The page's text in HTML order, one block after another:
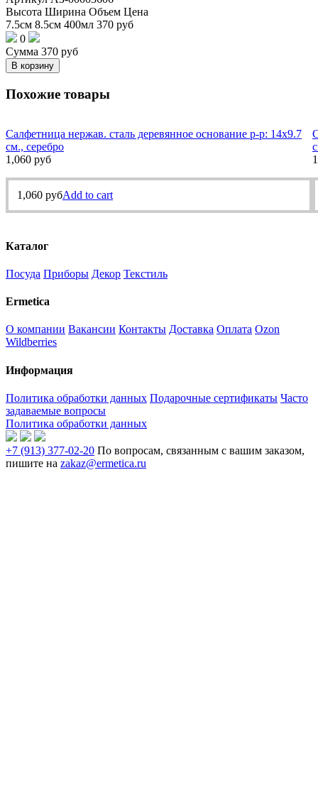
Высота Ширина Объем Цена
7.5см 8.5см 400мл 370 руб
0
Сумма 370 руб
В корзину
Похожие товары
Салфетница нержав. сталь деревянное основание р-р: 14х9.7
см., серебро
1,060 руб
1,060 рубAdd to cart
Каталог
Посуда Приборы Декор Текстиль
Ermetica
О компании Вакансии Контакты Доставка Оплата Ozon
Wildberries
Информация
Политика обработки данных Подарочные сертификаты Часто
задаваемые вопросы
Политика обработки данных
+7 (913) 377-02-20 По вопросам, связанным с вашим заказом,
пишите на zakaz@ermetica.ru